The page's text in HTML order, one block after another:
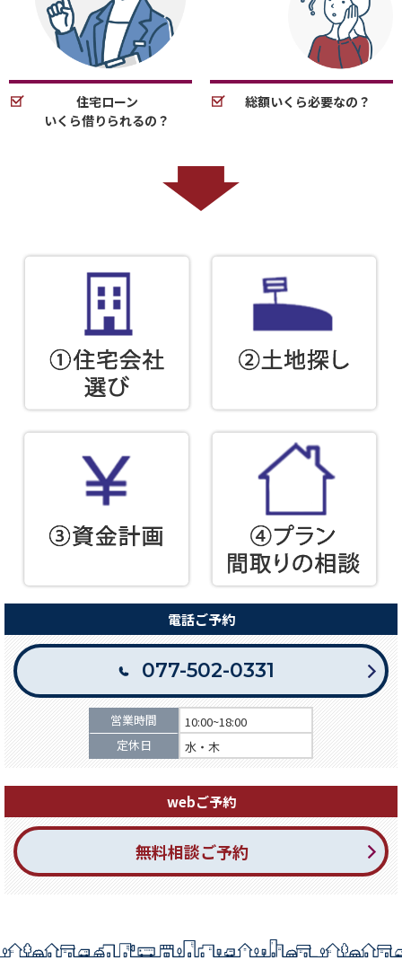
住宅ローン
いくら借りられるの？
総額いくら必要なの？
電話ご予約
077-502-0331
営業時間
10:00~18:00
定休日
水・木
webご予約
無料相談ご予約